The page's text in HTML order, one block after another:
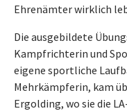
Ehrenämter wirklich
Die ausgebildete
Kampfrichterin und
eigene sportliche
Mehrkämpferin, kam
Ergolding, wo sie die